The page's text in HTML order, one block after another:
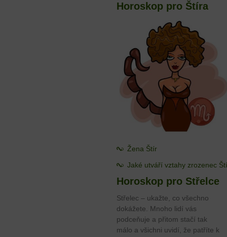
Horoskop pro Štíra
Žena Štír
Jaké utváří vztahy zrozenec
Horoskop pro Střelce
Střelec – ukažte, co všechno
dokážete. Mnoho lidí vás
podceňuje a přitom stačí tak
málo a všichni uvidí, že patříte k